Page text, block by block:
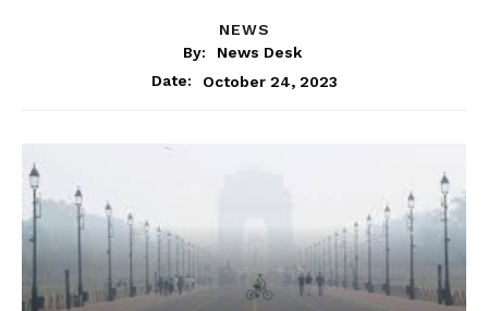
NEWS
By:
News Desk
Date:
October 24, 2023